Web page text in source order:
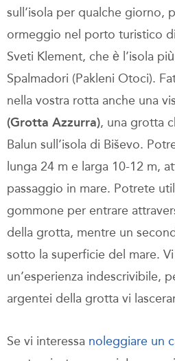
sull’isola per qualche giorno,
ormeggio nel porto turistico di
Sveti Klement, che è l’isola
Spalmadori (Pakleni Otoci).
nella vostra rotta anche una
(Grotta Azzurra), una grotta
Balun sull’isola di Biševo.
lunga 24 m e larga 10-12 m,
passaggio in mare. Potrete
gommone per entrare
della grotta, mentre un
sotto la superficie del mare.
un’esperienza indescrivibile,
argentei della grotta vi
Se vi interessa noleggiare un